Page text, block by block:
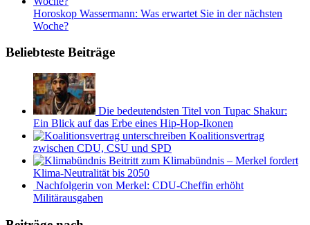
Horoskop Wassermann: Was erwartet Sie in der nächsten
Woche?
Beliebteste Beiträge
Die bedeutendsten Titel von Tupac Shakur:
Ein Blick auf das Erbe eines Hip-Hop-Ikonen
Koalitionsvertrag
zwischen CDU, CSU und SPD
Beitritt zum Klimabündnis – Merkel fordert
Klima-Neutralität bis 2050
Nachfolgerin von Merkel: CDU-Cheffin erhöht
Militärausgaben